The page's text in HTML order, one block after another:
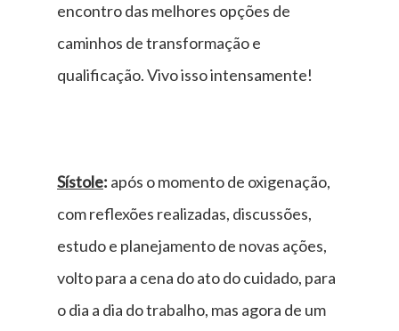
encontro das melhores opções de
caminhos de transformação e
qualificação. Vivo isso intensamente!
Sístole: após o momento de oxigenação,
com reflexões realizadas, discussões,
estudo e planejamento de novas ações,
volto para a cena do ato do cuidado, para
o dia a dia do trabalho, mas agora de um